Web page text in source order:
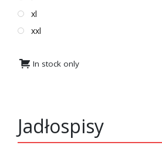
xl
xxl
In stock only
Jadłospisy